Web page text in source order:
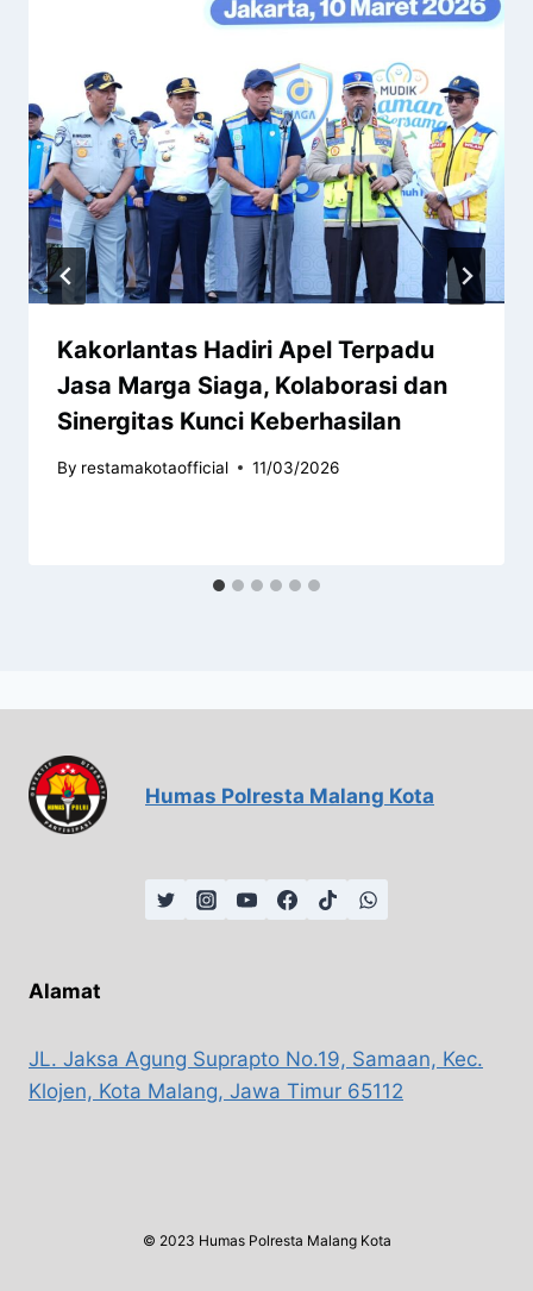
Kakorlantas Hadiri Apel Terpadu
Jasa Marga Siaga, Kolaborasi dan
Sinergitas Kunci Keberhasilan
By restamakotaofficial 11/03/2026
Humas Polresta Malang Kota
Alamat
JL. Jaksa Agung Suprapto No.19, Samaan, Kec.
Klojen, Kota Malang, Jawa Timur 65112
© 2023 Humas Polresta Malang Kota